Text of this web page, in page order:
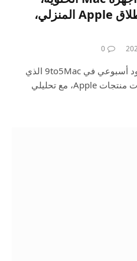
وألعاب Vision Pro، وإطلاق Apple المنزلي،
0
هذا هو إعادة الشائعات، وهو عمود أسبوعي في 9to5Mac الذي
يوفر ملخصًا سريعًا لأحدث شائعات منتجات Apple، مع تحليلي